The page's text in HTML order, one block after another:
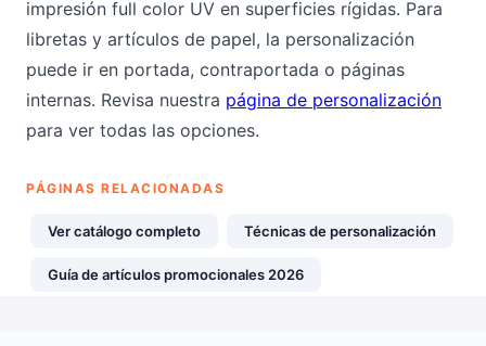
impresión full color UV en superficies rígidas. Para
libretas y artículos de papel, la personalización
puede ir en portada, contraportada o páginas
internas. Revisa nuestra página de personalización
para ver todas las opciones.
PÁGINAS RELACIONADAS
Ver catálogo completo Técnicas de personalización
Guía de artículos promocionales 2026